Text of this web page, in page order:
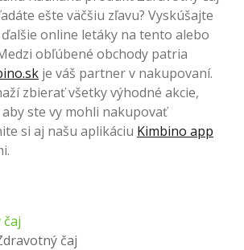
ešte väčšiu zľavu? Vyskúšajte
online letáky na tento alebo
obľúbené obchody patria
je váš partner v nakupovaní.
zbierať všetky výhodné akcie,
ste vy mohli nakupovať
si aj našu aplikáciu Kimbino app
čaj